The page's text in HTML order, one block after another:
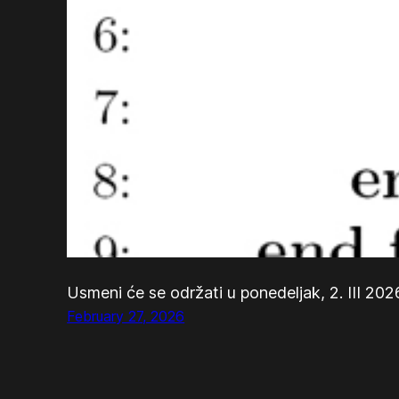
Usmeni će se održati u ponedeljak, 2. III
February 27, 2026